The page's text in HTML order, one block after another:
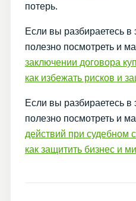
потерь.
Если вы разбираетесь в
полезно посмотреть и
заключении договора
как избежать рисков и
Если вы разбираетесь в
полезно посмотреть и
действий при судебном
как защитить бизнес и